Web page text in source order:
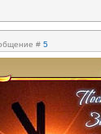
# 5